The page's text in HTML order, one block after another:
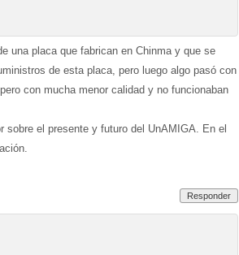
una placa que fabrican en Chinma y que se
de esta placa, pero luego algo pasó con
con mucha menor calidad y no funcionaban
sobre el presente y futuro del UnAMIGA. En el
Responder